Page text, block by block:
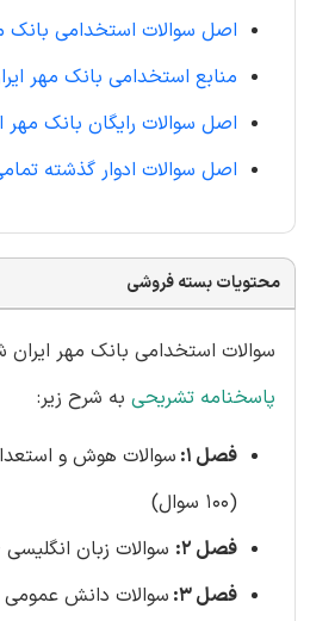
اصل سوالات استخدامی بانک مهر
منابع استخدامی بانک مهر
اصل سوالات رایگان بانک مهر
اصل سوالات ادوار گذشته
محتویات بسته فروشی
سوالات استخدامی بانک مهر ایران شامل 999
پاسخنامه تشریحی به شرح زیر:
فصل 1:
(100 سوال)
فصل 2:
سوالات زبان انگلیسی - صفحه
فصل 3: